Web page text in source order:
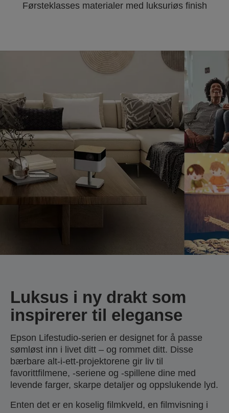
Førsteklasses materialer med luksuriøs finish
Luksus i ny drakt som
inspirerer til eleganse
Epson Lifestudio-serien er designet for å passe
sømløst inn i livet ditt – og rommet ditt. Disse
bærbare alt-i-ett-projektorene gir liv til
favorittfilmene, -seriene og -spillene dine med
levende farger, skarpe detaljer og oppslukende lyd.
Enten det er en koselig filmkveld, en filmvisning i